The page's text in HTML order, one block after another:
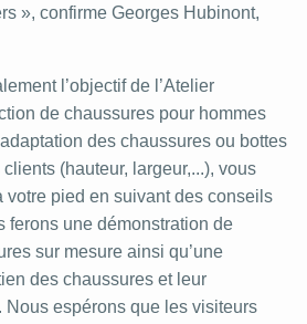
», confirme Georges Hubinont,
l’objectif de l’Atelier
de chaussures pour hommes
des chaussures ou bottes
(hauteur, largeur,...), vous
votre pied en suivant des conseils
ferons une démonstration de
sur mesure ainsi qu’une
des chaussures et leur
Nous espérons que les visiteurs